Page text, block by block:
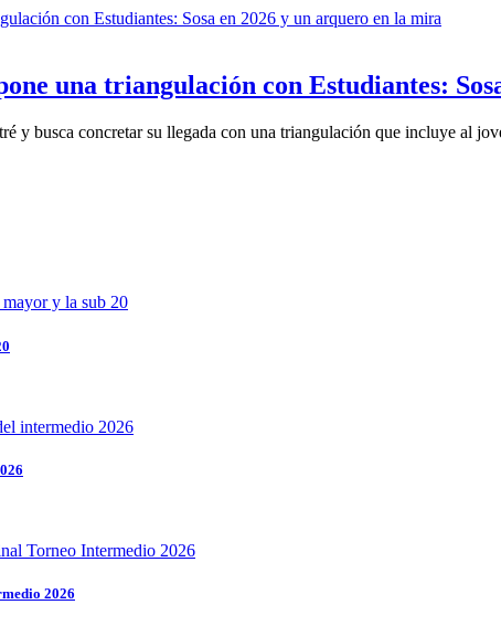
una triangulación con Estudiantes:
y busca concretar su llegada con una triangulación que incluye al
2026